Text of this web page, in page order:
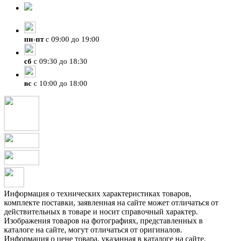
пн-птс 09:00 до 19:00
сб с 09:30 до 18:30
вс с 10:00 до 18:00
Информация о технических характеристиках товаров,
комплекте поставки, заявленная на сайте может отличаться от
действительных в товаре и носит справочный характер.
Изображения товаров на фотографиях, представленных в
каталоге на сайте, могут отличаться от оригиналов.
Информация о цене товара, указанная в каталоге на сайте,